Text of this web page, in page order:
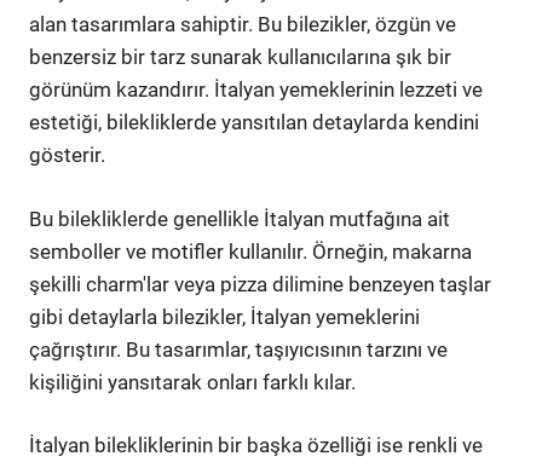
alan tasarımlara sahiptir. Bu bilezikler, özgün ve
benzersiz bir tarz sunarak kullanıcılarına şık bir
görünüm kazandırır. İtalyan yemeklerinin lezzeti ve
estetiği, bilekliklerde yansıtılan detaylarda kendini
gösterir.
Bu bilekliklerde genellikle İtalyan mutfağına ait
semboller ve motifler kullanılır. Örneğin, makarna
şekilli charm'lar veya pizza dilimine benzeyen taşlar
gibi detaylarla bilezikler, İtalyan yemeklerini
çağrıştırır. Bu tasarımlar, taşıyıcısının tarzını ve
kişiliğini yansıtarak onları farklı kılar.
İtalyan bilekliklerinin bir başka özelliği ise renkli ve